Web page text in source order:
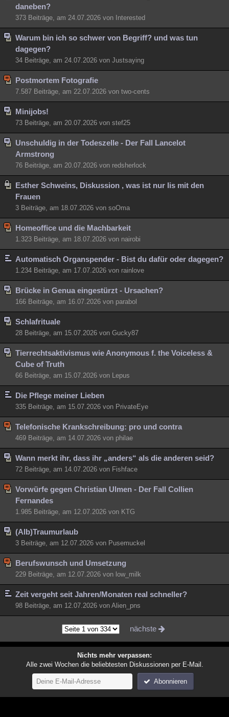
daneben?
373 Beiträge, am 24.07.2026 von Interested
Warum bin ich so schwer von Begriff? und was tun
dagegen?
34 Beiträge, am 24.07.2026 von Justsaying
Postmortem Fotografie
7.587 Beiträge, am 22.07.2026 von two-cents
Minijobs!
73 Beiträge, am 20.07.2026 von stef25
Unschuldig in der Todeszelle - Der Fall Lancelot
Armstrong
76 Beiträge, am 20.07.2026 von redsherlock
Esther Schweins, Diskussion , was ist nur lis mit den
Frauen
3 Beiträge, am 18.07.2026 von soOma
Homeoffice und die Machbarkeit
1.323 Beiträge, am 18.07.2026 von nairobi
Automatisch Organspender - Bist du dafür oder dagegen?
1.234 Beiträge, am 17.07.2026 von rainlove
Brücke in Genua eingestürzt - Ursachen?
166 Beiträge, am 16.07.2026 von parabol
Schlafrituale
28 Beiträge, am 15.07.2026 von Gucky87
Tierrechtsaktivismus wie Anonymous f. the Voiceless &
Cube of Truth
66 Beiträge, am 15.07.2026 von Lepus
Die Pflege meiner Lieben
335 Beiträge, am 15.07.2026 von PrivateEye
Telefonische Krankschreibung: pro und contra
469 Beiträge, am 14.07.2026 von philae
Wann merkt ihr, dass ihr „anders“ als die anderen seid?
72 Beiträge, am 14.07.2026 von Fishface
Vorwürfe gegen Christian Ulmen - Der Fall Collien
Fernandes
1.985 Beiträge, am 12.07.2026 von KTG
(Alb)Traumurlaub
3 Beiträge, am 12.07.2026 von Pusemuckel
Berufswunsch und Umsetzung
229 Beiträge, am 12.07.2026 von low_milk
Zeit vergeht seit Jahren/Monaten real schneller?
98 Beiträge, am 12.07.2026 von Alien_pns
nächste
Nichts mehr verpassen:
Alle zwei Wochen die beliebtesten Diskussionen per E-Mail.
Abonnieren